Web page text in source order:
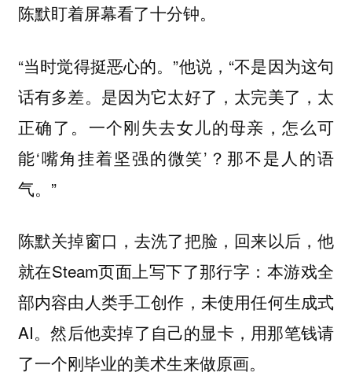
陈默盯着屏幕看了十分钟。
“当时觉得挺恶心的。”他说，“不是因为这句
话有多差。是因为它太好了，太完美了，太
正确了。一个刚失去女儿的母亲，怎么可
能‘嘴角挂着坚强的微笑’？那不是人的语
气。”
陈默关掉窗口，去洗了把脸，回来以后，他
就在Steam页面上写下了那行字：本游戏全
部内容由人类手工创作，未使用任何生成式
AI。然后他卖掉了自己的显卡，用那笔钱请
了一个刚毕业的美术生来做原画。